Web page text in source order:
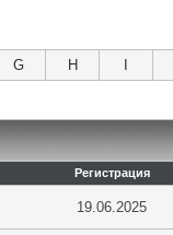
G H
Регистрация
19.06.2025